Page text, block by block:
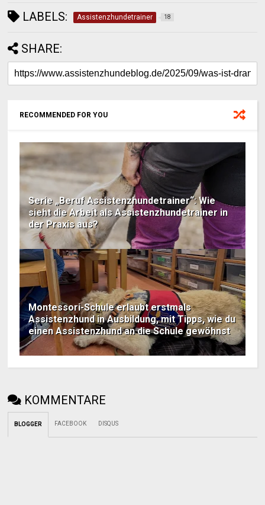
LABELS: Assistenzhundetrainer 18
SHARE:
RECOMMENDED FOR YOU
Serie „Beruf Assistenzhundetrainer“: Wie
sieht die Arbeit als Assistenzhundetrainer in
der Praxis aus?
Montessori-Schule erlaubt erstmals
Assistenzhund in Ausbildung, mit Tipps, wie du
einen Assistenzhund an die Schule gewöhnst
KOMMENTARE
BLOGGER FACEBOOK DISQUS